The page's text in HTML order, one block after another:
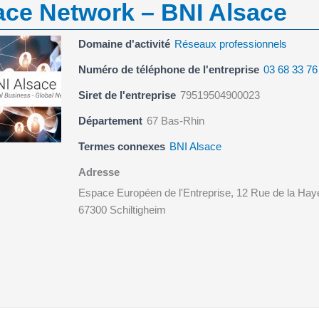
Network – BNI Alsace
Domaine d'activité Réseaux professionnels
Numéro de téléphone de l'entreprise 03 68 33
Siret de l'entreprise 79519504900023
Département 67 Bas-Rhin
Termes connexes BNI Alsace
Adresse
Espace Européen de l'Entreprise, 12 Rue de la
67300 Schiltigheim